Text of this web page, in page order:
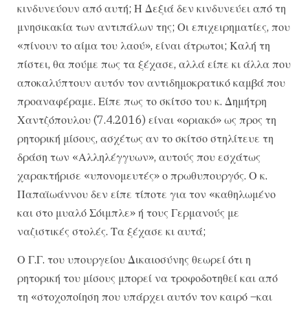
κινδυνεύουν από αυτή; Η Δεξιά δεν κινδυνεύει από τη
μνησικακία των αντιπάλων της; Οι επιχειρηματίες, που
«πίνουν το αίμα του λαού», είναι άτρωτοι; Καλή τη
πίστει, θα πούμε πως τα ξέχασε, αλλά είπε κι άλλα που
αποκαλύπτουν αυτόν τον αντιδημοκρατικό καμβά που
προαναφέραμε. Είπε πως το σκίτσο του κ. Δημήτρη
Χαντζόπουλου (7.4.2016) είναι «οριακό» ως προς τη
ρητορική μίσους, ασχέτως αν το σκίτσο στηλίτευε τη
δράση των «Αλληλέγγυων», αυτούς που εσχάτως
χαρακτήρισε «υπονομευτές» ο πρωθυπουργός. Ο κ.
Παπαϊωάννου δεν είπε τίποτε για τον «καθηλωμένο
και στο μυαλό Σόιμπλε» ή τους Γερμανούς με
ναζιστικές στολές. Τα ξέχασε κι αυτά;
Ο Γ.Γ. του υπουργείου Δικαιοσύνης θεωρεί ότι η
ρητορική του μίσους μπορεί να τροφοδοτηθεί και από
τη «στοχοποίηση που υπάρχει αυτόν τον καιρό –και